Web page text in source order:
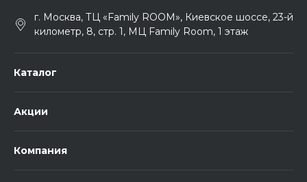
г. Москва, ТЦ «Family ROOM», Киевское шоссе, 23-й
километр, 8, стр. 1, МЦ Family Room, 1 этаж
Каталог
Акции
Компания